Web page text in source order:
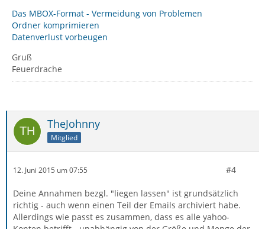
Das MBOX-Format - Vermeidung von Problemen
Ordner komprimieren
Datenverlust vorbeugen
Gruß
Feuerdrache
TheJohnny
Mitglied
12. Juni 2015 um 07:55 #4
Deine Annahmen bezgl. "liegen lassen" ist grundsätzlich
richtig - auch wenn einen Teil der Emails archiviert habe.
Allerdings wie passt es zusammen, dass es alle yahoo-